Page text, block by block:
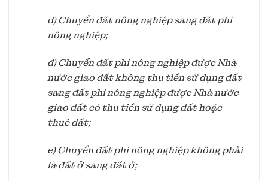
d) Chuyển đất nông nghiệp sang đất phi
nông nghiệp;
đ) Chuyển đất phi nông nghiệp được Nhà
nước giao đất không thu tiền sử dụng đất
sang đất phi nông nghiệp được Nhà nước
giao đất có thu tiền sử dụng đất hoặc
thuê đất;
e) Chuyển đất phi nông nghiệp không phải
là đất ở sang đất ở;